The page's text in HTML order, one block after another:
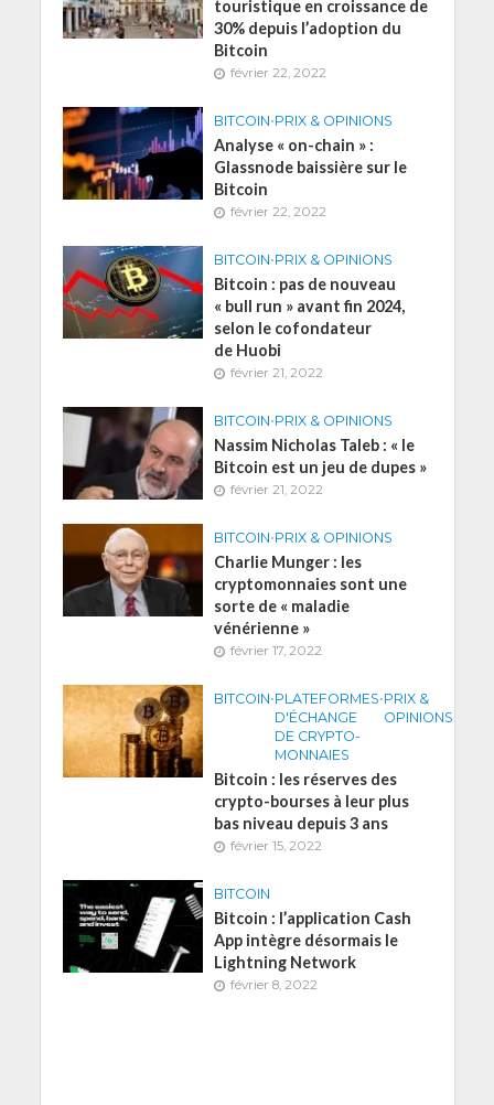
touristique en croissance de
30% depuis l’adoption du
Bitcoin
février 22, 2022
BITCOIN•PRIX & OPINIONS
Analyse « on-chain » :
Glassnode baissière sur le
Bitcoin
février 22, 2022
BITCOIN•PRIX & OPINIONS
Bitcoin : pas de nouveau
« bull run » avant fin 2024,
selon le cofondateur
de Huobi
février 21, 2022
BITCOIN•PRIX & OPINIONS
Nassim Nicholas Taleb : « le
Bitcoin est un jeu de dupes »
février 21, 2022
BITCOIN•PRIX & OPINIONS
Charlie Munger : les
cryptomonnaies sont une
sorte de « maladie
vénérienne »
février 17, 2022
BITCOIN•PLATEFORMES
D'ÉCHANGE
DE CRYPTO-
MONNAIES
•PRIX &
OPINIONS
Bitcoin : les réserves des
crypto-bourses à leur plus
bas niveau depuis 3 ans
février 15, 2022
BITCOIN
Bitcoin : l’application Cash
App intègre désormais le
Lightning Network
février 8, 2022